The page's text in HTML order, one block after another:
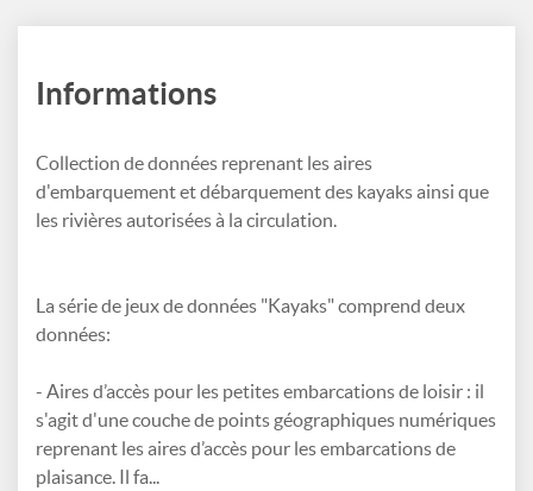
Informations
Collection de données reprenant les aires
d'embarquement et débarquement des kayaks ainsi que
les rivières autorisées à la circulation.
La série de jeux de données "Kayaks" comprend deux
données:
- Aires d’accès pour les petites embarcations de loisir : il
s'agit d'une couche de points géographiques numériques
reprenant les aires d’accès pour les embarcations de
plaisance. Il fa...